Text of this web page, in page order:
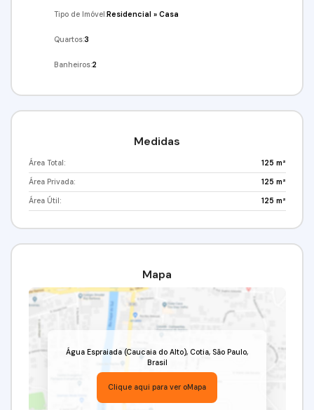
Tipo de Imóvel:Residencial »Casa
Quartos:3
Banheiros:2
Medidas
Área Total: 125 m²
Área Privada: 125 m²
Área Útil: 125 m²
Mapa
Água Espraiada (Caucaia do Alto), Cotia, São Paulo,
Brasil
Clique aqui para ver oMapa